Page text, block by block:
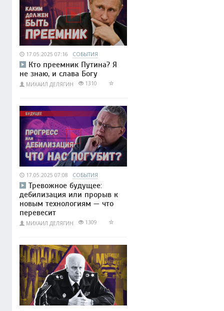
17.05.2025 07:16 СОБЫТИЯ
Кто преемник Путина? Я
не знаю, и слава Богу
МИХАИЛ ДЕЛЯГИН 1310
17.05.2025 07:08 СОБЫТИЯ
Тревожное будущее:
дебилизация или прорыв к
новым технологиям — что
перевесит
МИХАИЛ ДЕЛЯГИН 1309